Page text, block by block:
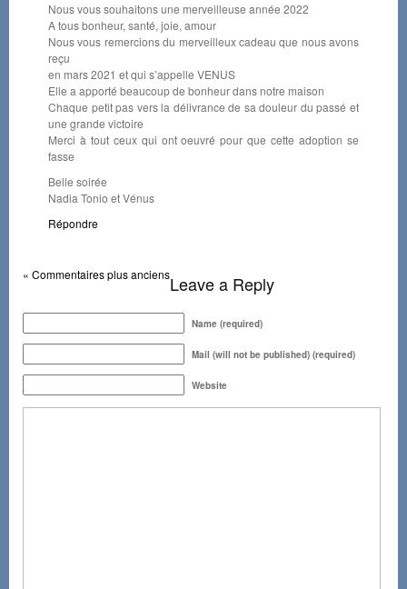
Nous vous souhaitons une merveilleuse année 2022
A tous bonheur, santé, joie, amour
Nous vous remercions du merveilleux cadeau que nous avons
reçu
en mars 2021 et qui s’appelle VENUS
Elle a apporté beaucoup de bonheur dans notre maison
Chaque petit pas vers la délivrance de sa douleur du passé et
une grande victoire
Merci à tout ceux qui ont oeuvré pour que cette adoption se
fasse
Belle soirée
Nadia Tonio et Vénus
Répondre
« Commentaires plus anciensLeave a Reply
Name (required)
Mail (will not be published) (required)
Website